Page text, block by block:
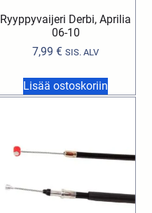
Ryyppyvaijeri Derbi, Aprilia
06-10
7,99€ SIS. ALV
Lisää ostoskoriin